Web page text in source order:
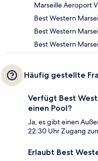
Marseille Aeroport
Best Western
Best Western
Best Western
Häufig gestellte
Verfügt Best
einen Pool?
Ja, es gibt einen
22:30 Uhr Zugang
Erlaubt Best